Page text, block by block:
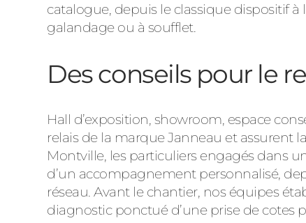
catalogue, depuis le classique dispositif
galandage ou à soufflet.
Des conseils pour le
Hall d’exposition, showroom, espace
relais de la marque Janneau et assurent
Montville, les particuliers engagés dans
d’un accompagnement personnalisé,
réseau. Avant le chantier, nos équipes
diagnostic ponctué d’une prise de cotes